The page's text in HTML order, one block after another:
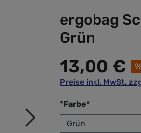
ergobag
Grün
13,00 € %
Preise inkl. MwSt.
*Farbe*auswählen